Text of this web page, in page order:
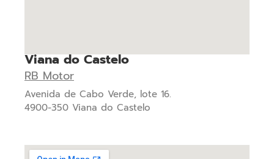
Viana do Castelo
RB Motor
Avenida de Cabo Verde, lote 16.
4900-350 Viana do Castelo